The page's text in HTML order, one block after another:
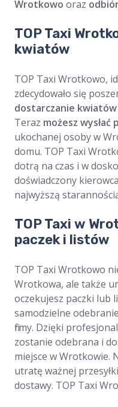
Wrotkowo oraz
TOP Taxi
kwiatów
TOP Taxi Wrotkowo,
zdecydowało się
dostarczanie kwiatów
Teraz możesz
ukochanej osoby w
domu. TOP Taxi
dotrą na czas i w
doświadczony
najwyższą
TOP Taxi w
paczek i listów
TOP Taxi Wrotkowo
Wrotkowa, ale także
oczekujesz paczki lub
samodzielne
firmy. Dzięki
zostanie odebrana i
miejsce w Wrotkowie.
utratę ważnej
dostawy. TOP Taxi